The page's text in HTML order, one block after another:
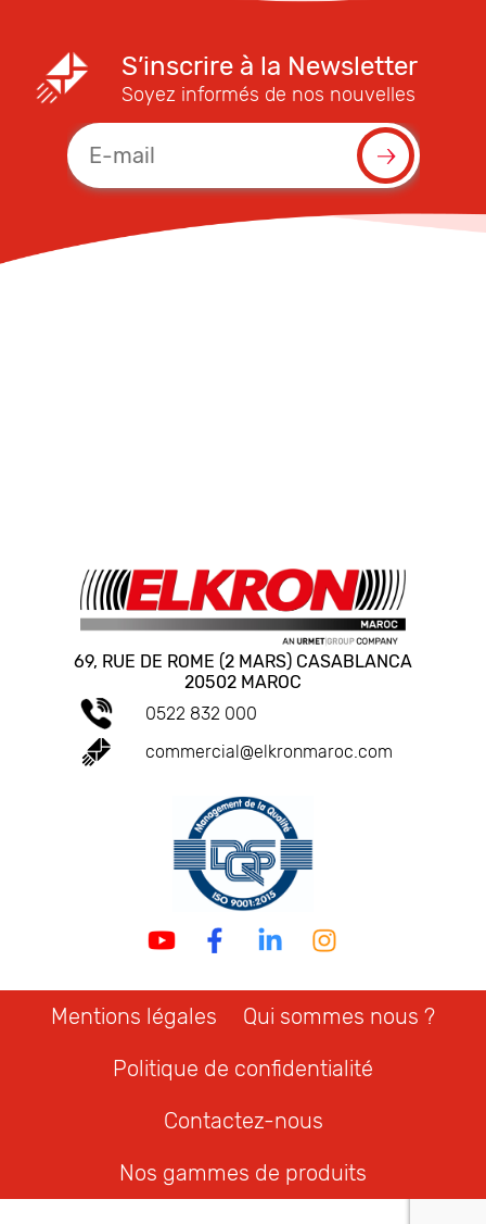
S’inscrire à la Newsletter
Soyez informés de nos nouvelles
69, RUE DE ROME (2 MARS) CASABLANCA
20502 MAROC
0522 832 000
commercial@elkronmaroc.com
Mentions légales
Qui sommes nous ?
Politique de confidentialité
Contactez-nous
Nos gammes de produits